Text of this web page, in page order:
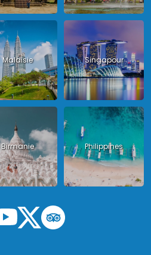
Malaisie Singapour
Birmanie Philippines